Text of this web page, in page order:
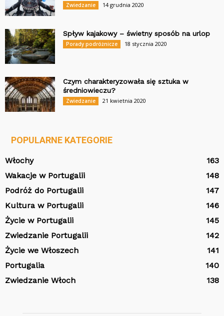
Zwiedzanie 14 grudnia 2020
Spływ kajakowy – świetny sposób na urlop
Porady podróżnicze 18 stycznia 2020
Czym charakteryzowała się sztuka w
średniowieczu?
Zwiedzanie 21 kwietnia 2020
POPULARNE KATEGORIE
Włochy
163
Wakacje w Portugalii
148
Podróż do Portugalii
147
Kultura w Portugalii
146
Życie w Portugalii
145
Zwiedzanie Portugalii
142
Życie we Włoszech
141
Portugalia
140
Zwiedzanie Włoch
138